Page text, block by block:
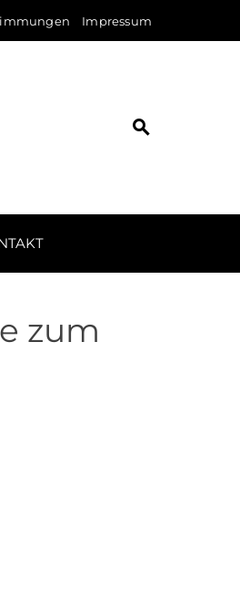
Impressum
zum